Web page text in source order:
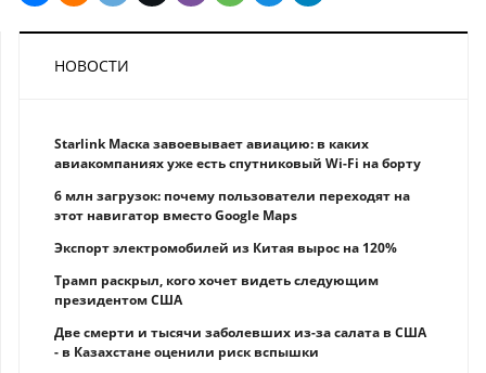
НОВОСТИ
Starlink Маска завоевывает авиацию: в каких
авиакомпаниях уже есть спутниковый Wi-Fi на борту
6 млн загрузок: почему пользователи переходят на
этот навигатор вместо Google Maps
Экспорт электромобилей из Китая вырос на 120%
Трамп раскрыл, кого хочет видеть следующим
президентом США
Две смерти и тысячи заболевших из-за салата в США
- в Казахстане оценили риск вспышки